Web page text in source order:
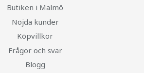
Butiken i Malmö
Nöjda kunder
Köpvillkor
Frågor och svar
Blogg